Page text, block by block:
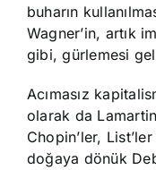
buharın
Wagner’in, artık
gibi, gürlemesi
Acımasız
olarak da
Chopin’ler,
doğaya dönük